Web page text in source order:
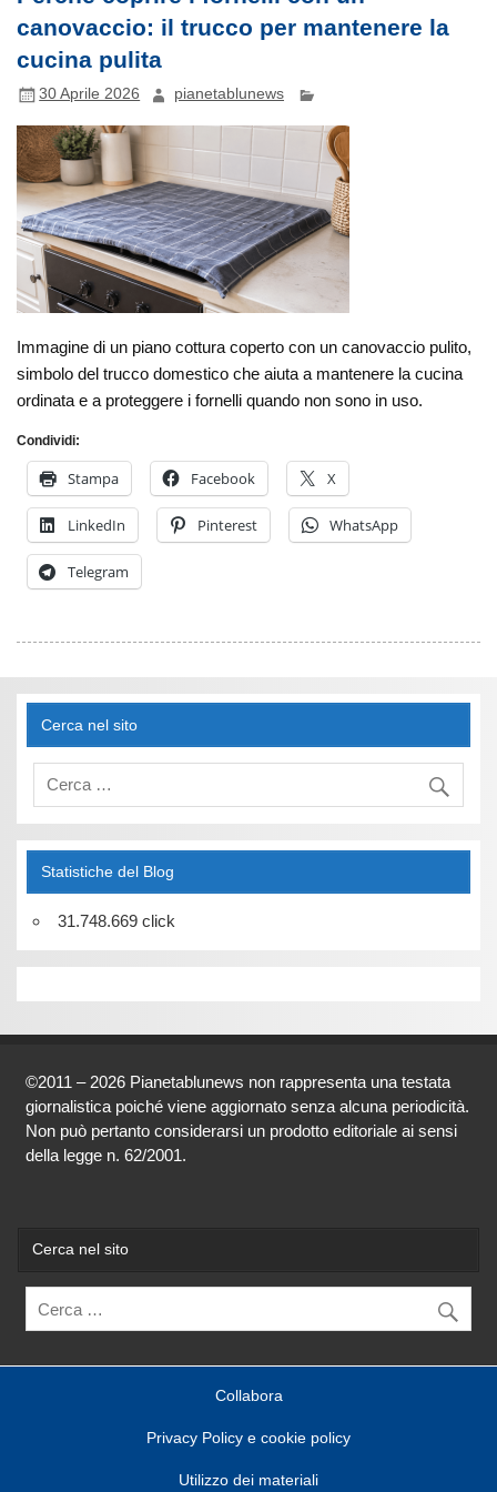
canovaccio: il trucco per mantenere la
cucina pulita
30 Aprile 2026 pianetablunews
Immagine di un piano cottura coperto con un canovaccio pulito,
simbolo del trucco domestico che aiuta a mantenere la cucina
ordinata e a proteggere i fornelli quando non sono in uso.
Condividi:
Stampa Facebook X
LinkedIn Pinterest WhatsApp
Telegram
Cerca nel sito
Statistiche del Blog
31.748.669 click
©2011 – 2026 Pianetablunews non rappresenta una testata
giornalistica poiché viene aggiornato senza alcuna periodicità.
Non può pertanto considerarsi un prodotto editoriale ai sensi
della legge n. 62/2001.
Cerca nel sito
Collabora
Privacy Policy e cookie policy
Utilizzo dei materiali